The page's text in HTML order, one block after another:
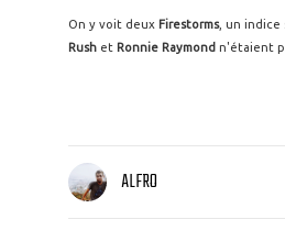
On y voit deux Firestorms, un indice
Rush et Ronnie Raymond n'étaient
ALFRO